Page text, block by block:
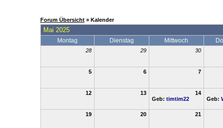
Forum Übersicht» Kalender
Mai 2025
Montag Dienstag Mittwoch
28 29 30
5 6 7
12 13
14
Geb: timtim22 Geb:
19 20 21